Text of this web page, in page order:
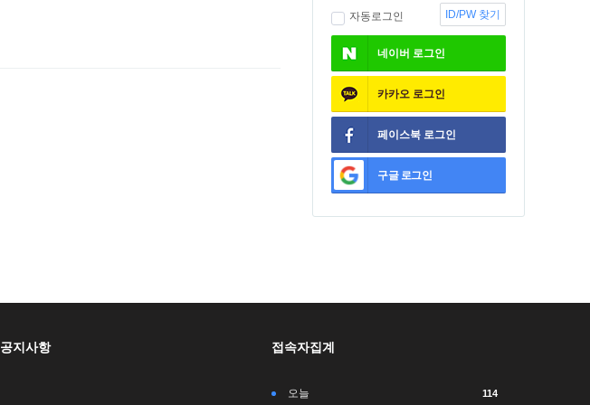
자동로그인 ID/PW 찾기
네이버 로그인
카카오 로그인
페이스북 로그인
구글로그인
공지사항 접속자집계
오늘 114